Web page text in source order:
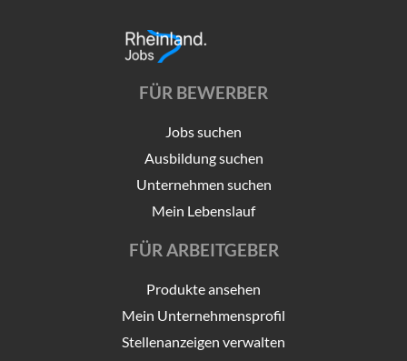
FÜR BEWERBER
Jobs suchen
Ausbildung suchen
Unternehmen suchen
Mein Lebenslauf
FÜR ARBEITGEBER
Produkte ansehen
Mein Unternehmensprofil
Stellenanzeigen verwalten